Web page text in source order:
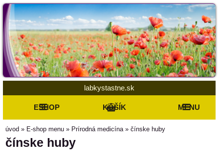
labkystastne.sk
ESHOP KOŠÍK MENU
úvod » E-shop menu » Prírodná medicína» čínske huby
čínske huby